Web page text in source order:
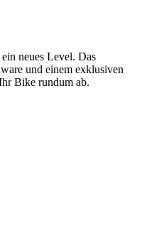
neues Level. Das
und einem exklusiven
Bike rundum ab.